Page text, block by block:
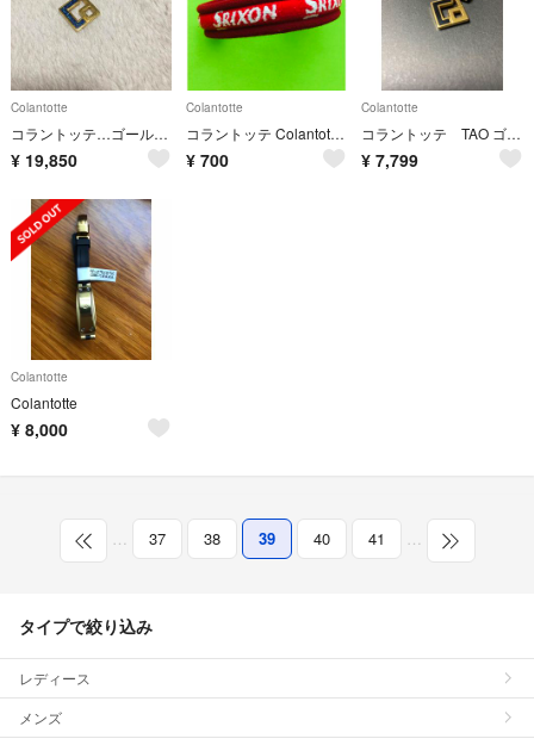
Colantotte
コラントッテ…ゴールド／ブルー
¥ 19,850
Colantotte
コラントッテ Colantotte ワックルリスト スリクソン コラボ
¥ 700
Colantotte
コラントッテ TAO ゴールド AURA
¥ 7,799
Colantotte
Colantotte
¥ 8,000
… 37 38 39 40 41 …
タイプで絞り込み
レディース
メンズ